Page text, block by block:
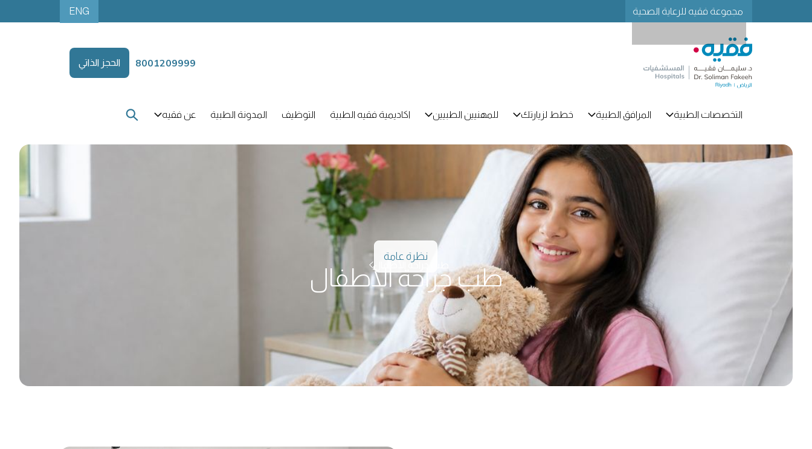
مجموعة فقيه للرعاية الصحية ENG
8001209999 الحجز الذاتي
التخصصات الطبية المرافق الطبية خطط لزيارتك للمهنيين الطبيين اكاديمية فقيه الطبية التوظيف المدونة الطبية عن فقيه
نظرة عامة
طب جراحة الأطفال
طب جراحة الأطفال